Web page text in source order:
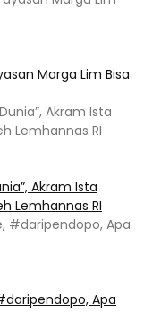
Marga Lim Bisa
Akram Ista
Lemhannas RI
Apa